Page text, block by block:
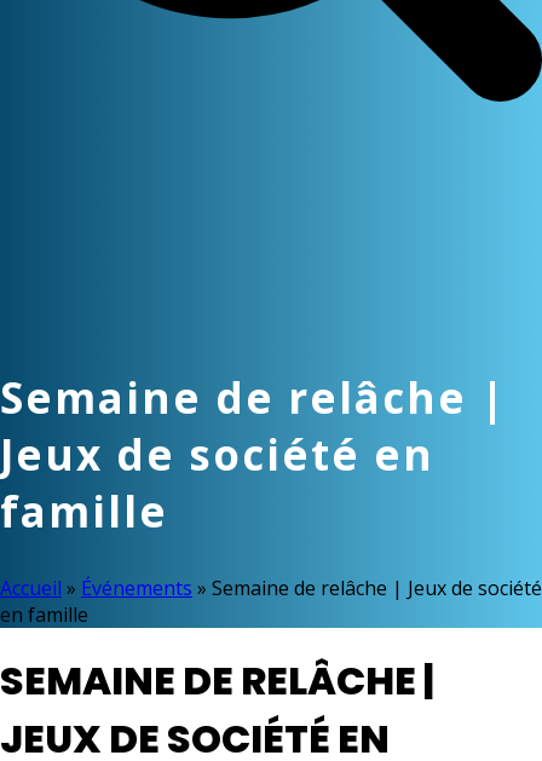
Semaine de relâche |
Jeux de société en
famille
Accueil » Événements » Semaine de relâche | Jeux de société
en famille
SEMAINE DE RELÂCHE |
JEUX DE SOCIÉTÉ EN